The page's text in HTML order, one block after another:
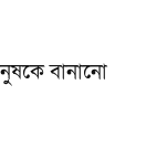
বানানো